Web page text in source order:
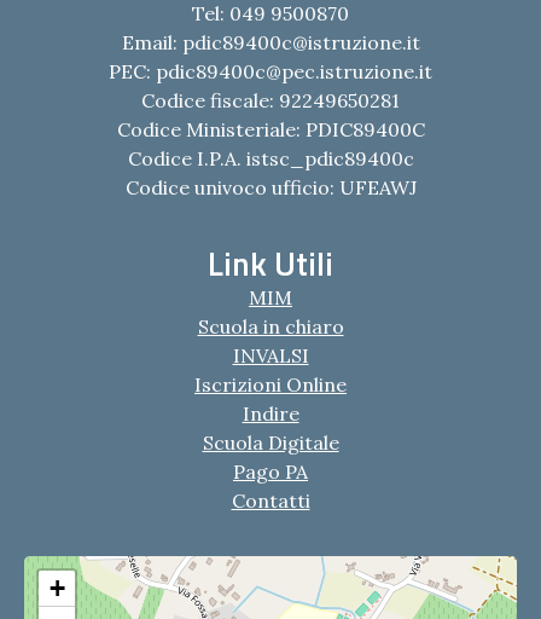
Tel: 049 9500870
Email: pdic89400c@istruzione.it
PEC: pdic89400c@pec.istruzione.it
Codice fiscale: 92249650281
Codice Ministeriale: PDIC89400C
Codice I.P.A. istsc_pdic89400c
Codice univoco ufficio: UFEAWJ
Link Utili
MIM
Scuola in chiaro
INVALSI
Iscrizioni Online
Indire
Scuola Digitale
Pago PA
Contatti
+